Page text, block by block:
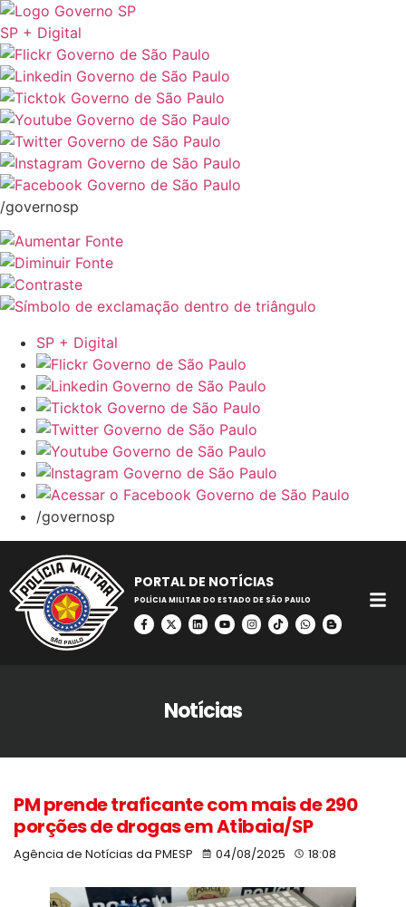
SP + Digital
/governosp
SP + Digital
/governosp
PORTAL DE NOTÍCIAS
POLÍCIA MILITAR DO ESTADO DE SÃO PAULO
Notícias
PM prende traficante com mais de 290
porções de drogas em Atibaia/SP
Agência de Notícias da PMESP 04/08/2025 18:08